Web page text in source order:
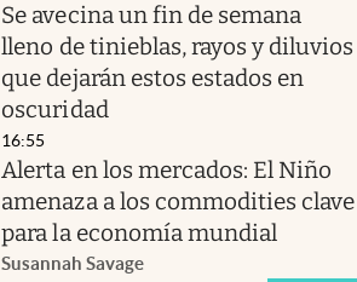
Se avecina un fin de semana
lleno de tinieblas, rayos y diluvios
que dejarán estos estados en
oscuridad
16:55
Alerta en los mercados: El Niño
amenaza a los commodities clave
para la economía mundial
Susannah Savage